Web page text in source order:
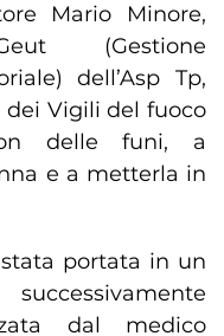
Mario Minore,
(Gestione
dell’Asp Tp,
dei Vigili del fuoco
delle funi, a
e a metterla in
portata in un
dal medico